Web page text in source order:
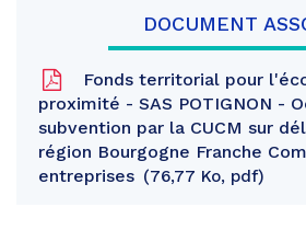
DOCUMENT
Fonds territorial pour
proximité - SAS POTIGNON -
subvention par la CUCM sur
région Bourgogne Franche
entreprises
76,77 Ko, pdf